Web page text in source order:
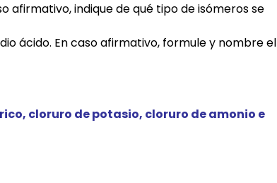
afirmativo, indique de qué tipo de isómeros se
ácido. En caso afirmativo, formule y nombre el
cloruro de potasio, cloruro de amonio e